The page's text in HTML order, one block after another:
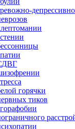
горячки
тиков